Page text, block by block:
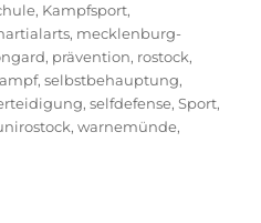
, Kampfsport,
, mecklenburg-
, prävention, rostock,
,selbstbehauptung,
,selfdefense,Sport,
,warnemünde,